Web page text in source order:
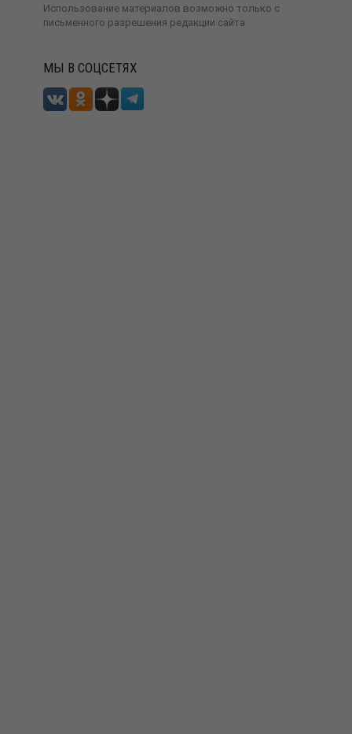
Использование материалов возможно только с
письменного разрешения редакции сайта
МЫ В СОЦСЕТЯХ